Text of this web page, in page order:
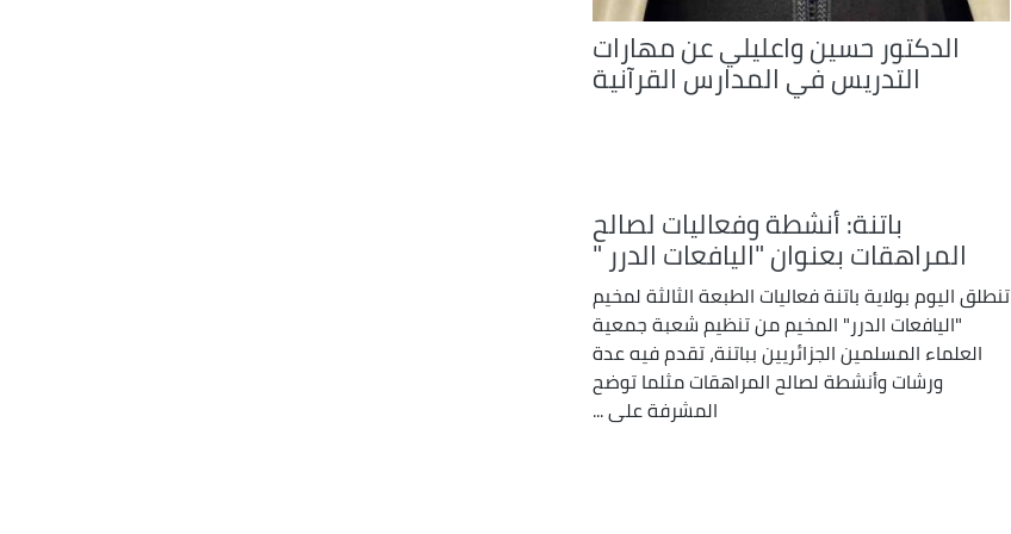
الدكتور حسين واعليلي عن مهارات
التدريس في المدارس القرآنية
باتنة: أنشطة وفعاليات لصالح
المراهقات بعنوان "اليافعات الدرر "
تنطلق اليوم بولاية باتنة فعاليات الطبعة الثالثة لمخيم
"اليافعات الدرر" المخيم من تنظيم شعبة جمعية
العلماء المسلمين الجزائريين بباتنة، تقدم فيه عدة
ورشات وأنشطة لصالح المراهقات مثلما توضح
المشرفة على ...